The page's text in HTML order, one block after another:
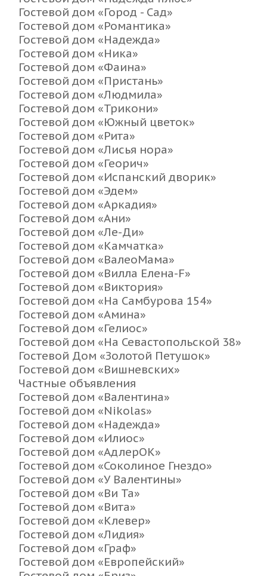
Гостевой дом «Город - Сад»
Гостевой дом «Романтика»
Гостевой дом «Надежда»
Гостевой дом «Ника»
Гостевой дом «Фаина»
Гостевой дом «Пристань»
Гостевой дом «Людмила»
Гостевой дом «Трикони»
Гостевой дом «Южный цветок»
Гостевой дом «Рита»
Гостевой дом «Лисья нора»
Гостевой дом «Георич»
Гостевой дом «Испанский дворик»
Гостевой дом «Эдем»
Гостевой дом «Аркадия»
Гостевой дом «Ани»
Гостевой дом «Ле-Ди»
Гостевой дом «Камчатка»
Гостевой дом «ВалеоМама»
Гостевой дом «Вилла Елена-F»
Гостевой дом «Виктория»
Гостевой дом «На Самбурова 154»
Гостевой дом «Амина»
Гостевой дом «Гелиос»
Гостевой дом «На Севастопольской 38»
Гостевой Дом «Золотой Петушок»
Гостевой дом «Вишневских»
Частные объявления
Гостевой дом «Валентина»
Гостевой дом «Nikolas»
Гостевой дом «Надежда»
Гостевой дом «Илиос»
Гостевой дом «АдлерОК»
Гостевой дом «Соколиное Гнездо»
Гостевой дом «У Валентины»
Гостевой дом «Ви Та»
Гостевой дом «Вита»
Гостевой дом «Клевер»
Гостевой дом «Лидия»
Гостевой дом «Граф»
Гостевой дом «Европейский»